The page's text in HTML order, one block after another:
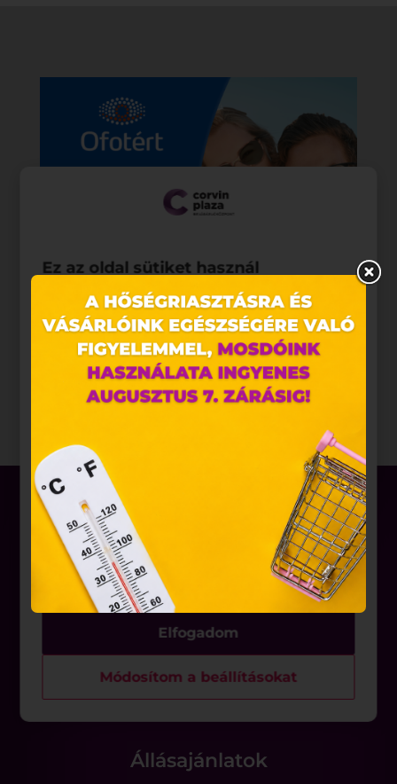
Üzletek
Akciók
Aktualitások
Rólunk
Állásajánlatok
Ez az oldal sütiket használ
Weboldalunkon „cookie"-kat (továbbiakban „süti")
alkalmazunk. Ezek olyan fájlok, melyek információt
tárolnak webes böngészőjében. Ehhez az Ön
hozzájárulása szükséges.
A „sütiket" az elektronikus hírközlésről szóló 2003.
összefüggő szolgáltatások egyes kérdéseiről szóló
2001. évi CVIII. törvény, valamint az Európai Unió
előírásainak megfelelően használjuk. Azon
weblapoknak, melyek az Európai Unió országain
belül működnek, a „sütik" használatához, és
ezeknek a felhasználó számítógépén vagy egyéb
eszközén történő tárolásához a felhasználók
hozzájárulását kell kérniük.
Elfogadom
Módosítom a beállításokat